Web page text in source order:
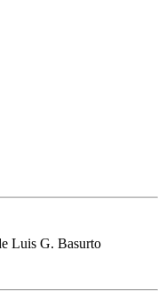
Luis G. Basurto